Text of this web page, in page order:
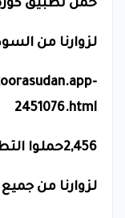
حمل تطبيق
لزوارنا من
2451076.html
2,456حملوا التطبيق
لزوارنا من